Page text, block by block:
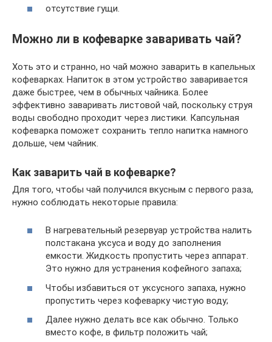
отсутствие гущи.
Можно ли в кофеварке заваривать чай?
Хоть это и странно, но чай можно заварить в капельных
кофеварках. Напиток в этом устройство заваривается
даже быстрее, чем в обычных чайника. Более
эффективно заваривать листовой чай, поскольку струя
воды свободно проходит через листики. Капсульная
кофеварка поможет сохранить тепло напитка намного
дольше, чем чайник.
Как заварить чай в кофеварке?
Для того, чтобы чай получился вкусным с первого раза,
нужно соблюдать некоторые правила:
В нагревательный резервуар устройства налить
полстакана уксуса и воду до заполнения
емкости. Жидкость пропустить через аппарат.
Это нужно для устранения кофейного запаха;
Чтобы избавиться от уксусного запаха, нужно
пропустить через кофеварку чистую воду;
Далее нужно делать все как обычно. Только
вместо кофе, в фильтр положить чай;